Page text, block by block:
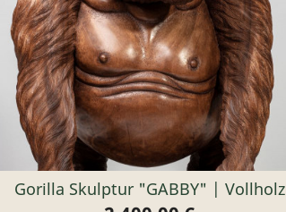
Gorilla Skulptur "GABBY" | Vollholz